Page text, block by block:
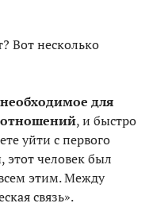
Вот несколько
для
отношений, и быстро
уйти с первого
человек был
этим. Между
связь».